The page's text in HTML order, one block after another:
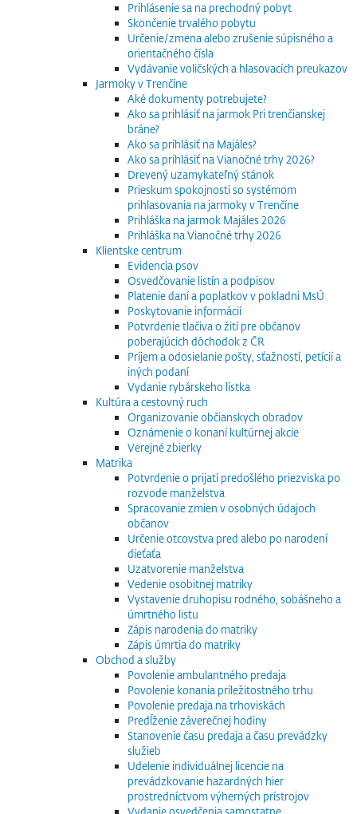
Prihlásenie sa na prechodný pobyt
Skončenie trvalého pobytu
Určenie/zmena alebo zrušenie súpisného a
orientačného čísla
Vydávanie voličských a hlasovacích preukazov
Jarmoky v Trenčíne
Aké dokumenty potrebujete?
Ako sa prihlásiť na jarmok Pri trenčianskej
bráne?
Ako sa prihlásiť na Majáles?
Ako sa prihlásiť na Vianočné trhy 2026?
Drevený uzamykateľný stánok
Prieskum spokojnosti so systémom
prihlasovania na jarmoky v Trenčíne
Prihláška na jarmok Majáles 2026
Prihláška na Vianočné trhy 2026
Klientske centrum
Evidencia psov
Osvedčovanie listín a podpisov
Platenie daní a poplatkov v pokladni MsÚ
Poskytovanie informácií
Potvrdenie tlačiva o žití pre občanov
poberajúcich dôchodok z ČR
Príjem a odosielanie pošty, sťažností, petícií a
iných podaní
Vydanie rybárskeho lístka
Kultúra a cestovný ruch
Organizovanie občianskych obradov
Oznámenie o konaní kultúrnej akcie
Verejné zbierky
Matrika
Potvrdenie o prijatí predošlého priezviska po
rozvode manželstva
Spracovanie zmien v osobných údajoch
občanov
Určenie otcovstva pred alebo po narodení
dieťaťa
Uzatvorenie manželstva
Vedenie osobitnej matriky
Vystavenie druhopisu rodného, sobášneho a
úmrtného listu
Zápis narodenia do matriky
Zápis úmrtia do matriky
Obchod a služby
Povolenie ambulantného predaja
Povolenie konania príležitostného trhu
Povolenie predaja na trhoviskách
Predĺženie záverečnej hodiny
Stanovenie času predaja a času prevádzky
služieb
Udelenie individuálnej licencie na
prevádzkovanie hazardných hier
prostredníctvom výherných prístrojov
Vydanie osvedčenia samostatne